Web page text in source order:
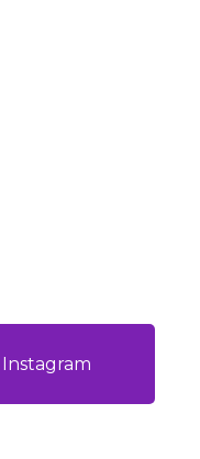
Instagram